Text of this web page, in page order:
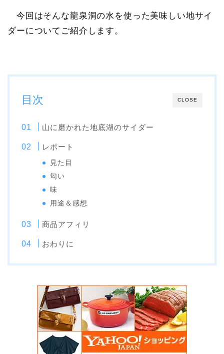
今回はそんな龍泉洞の水を使った美味しい地サイ
ダーについてご紹介します。
CLOSE
目次
山に磨かれた地底湖のサイダー
レポート
見た目
匂い
味
用途＆感想
商品アフィリ
おわりに